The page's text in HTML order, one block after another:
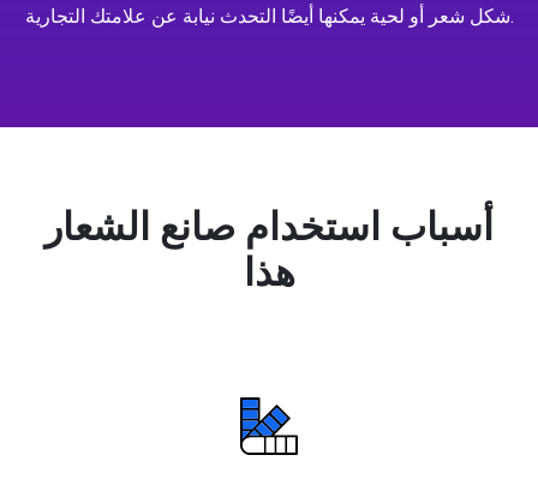
شكل شعر أو لحية يمكنها أيضًا التحدث نيابة عن علامتك التجارية.
أسباب استخدام صانع الشعار
هذا